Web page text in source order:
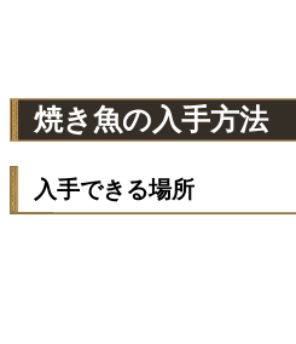
焼き魚の入手方法
入手できる場所